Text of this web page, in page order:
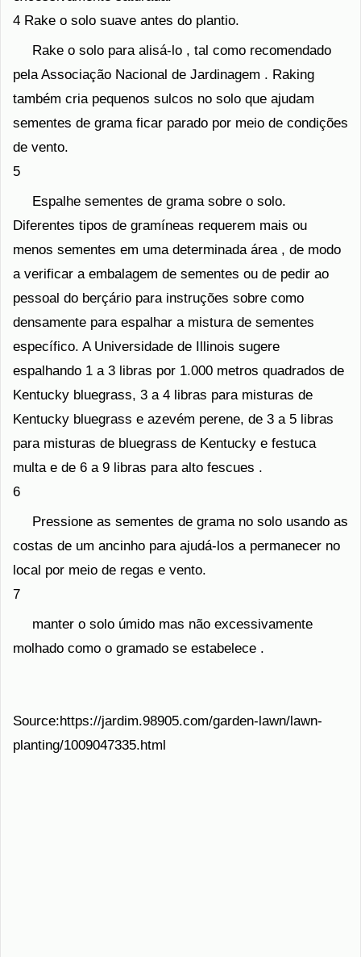
4 Rake o solo suave antes do plantio.
Rake o solo para alisá-lo , tal como recomendado
pela Associação Nacional de Jardinagem . Raking
também cria pequenos sulcos no solo que ajudam
sementes de grama ficar parado por meio de condições
de vento.
5
Espalhe sementes de grama sobre o solo.
Diferentes tipos de gramíneas requerem mais ou
menos sementes em uma determinada área , de modo
a verificar a embalagem de sementes ou de pedir ao
pessoal do berçário para instruções sobre como
densamente para espalhar a mistura de sementes
específico. A Universidade de Illinois sugere
espalhando 1 a 3 libras por 1.000 metros quadrados de
Kentucky bluegrass, 3 a 4 libras para misturas de
Kentucky bluegrass e azevém perene, de 3 a 5 libras
para misturas de bluegrass de Kentucky e festuca
multa e de 6 a 9 libras para alto fescues .
6
Pressione as sementes de grama no solo usando as
costas de um ancinho para ajudá-los a permanecer no
local por meio de regas e vento.
7
manter o solo úmido mas não excessivamente
molhado como o gramado se estabelece .
Source:https://jardim.98905.com/garden-lawn/lawn-
planting/1009047335.html